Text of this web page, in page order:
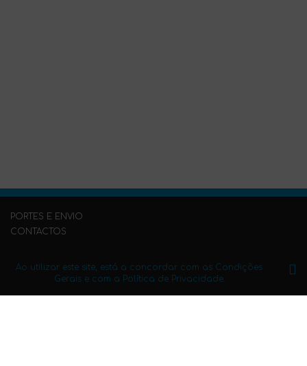
Ao utilizar este site, está a concordar com as Condições
Gerais e com a Política de Privacidade.
PORTES E ENVIO
CONTACTOS
PUBLIQUE O SEU LIVRO CONNOSCO